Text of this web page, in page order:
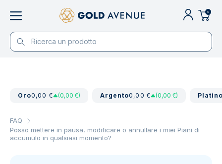
0
Oro0,00 € (0,00 €) Argento0,00 € (0,00 €)
FAQ
Posso mettere in pausa, modificare o annullare i miei Piani di
accumulo in qualsiasi momento?